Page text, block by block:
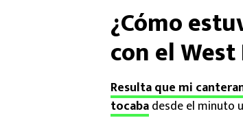
¿Cómo
con el
Resulta que mi
tocabadesde el minuto